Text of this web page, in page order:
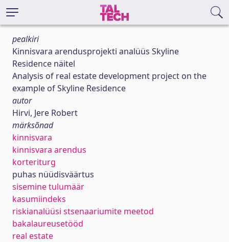
pealkiri
Kinnisvara arendusprojekti analüüs Skyline
Residence näitel
Analysis of real estate development project on the
example of Skyline Residence
autor
Hirvi, Jere Robert
märksõnad
kinnisvara
kinnisvara arendus
korteriturg
puhas nüüdisväärtus
sisemine tulumäär
kasumiindeks
riskianalüüsi stsenaariumite meetod
bakalaureusetööd
real estate